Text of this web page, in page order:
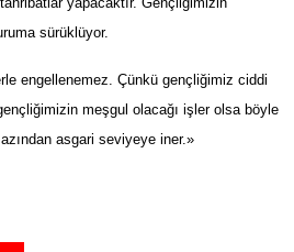
sürüklüyor.
engellenemez. Çünkü gençliğimiz ciddi
meşgul olacağı işler olsa böyle
asgari seviyeye iner.»